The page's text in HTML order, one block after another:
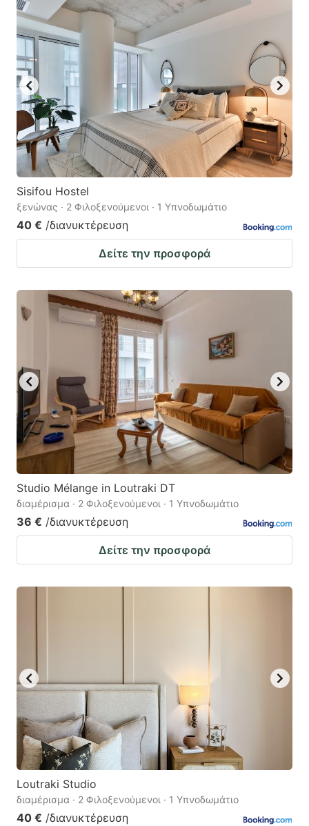
Sisifou Hostel
ξενώνας · 2 Φιλοξενούμενοι · 1 Υπνοδωμάτιο
40 € /διανυκτέρευση
Δείτε την προσφορά
Studio Mélange in Loutraki DT
διαμέρισμα · 2 Φιλοξενούμενοι · 1 Υπνοδωμάτιο
36 € /διανυκτέρευση
Δείτε την προσφορά
Loutraki Studio
διαμέρισμα · 2 Φιλοξενούμενοι · 1 Υπνοδωμάτιο
40 € /διανυκτέρευση